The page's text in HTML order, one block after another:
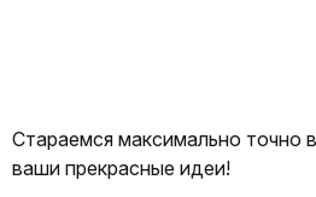
Стараемся максимально точно
ваши прекрасные идеи!